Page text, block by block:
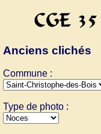
Anciens clichés
Commune :
Type de photo :